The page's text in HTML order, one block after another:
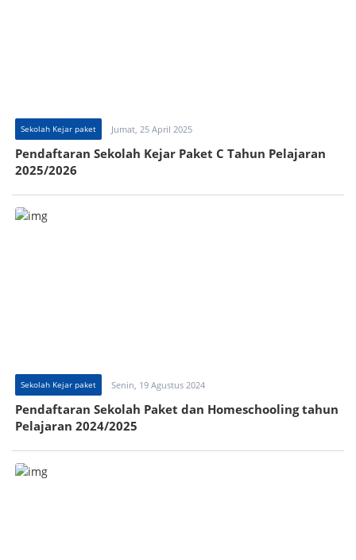
Sekolah Kejar paket Jumat, 25 April 2025
Pendaftaran Sekolah Kejar Paket C Tahun Pelajaran
2025/2026
Sekolah Kejar paket Senin, 19 Agustus 2024
Pendaftaran Sekolah Paket dan Homeschooling tahun
Pelajaran 2024/2025